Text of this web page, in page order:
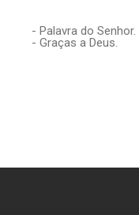
- Palavra do Senhor.
- Graças a Deus.